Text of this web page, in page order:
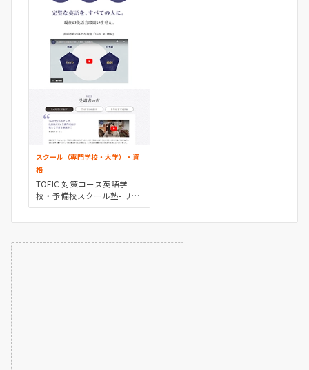
スクール（専門学校・大学）・資
格
TOEIC 対策コース英語学
校・予備校スクール塾- リバ
ティ